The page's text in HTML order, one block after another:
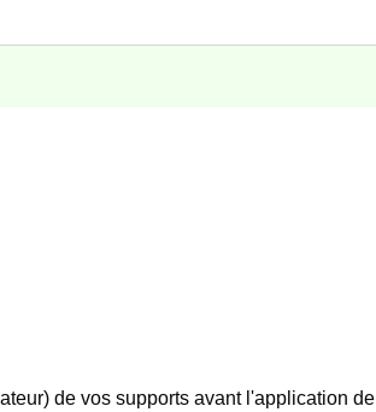
13/07/2026
de vos supports avant l'application de